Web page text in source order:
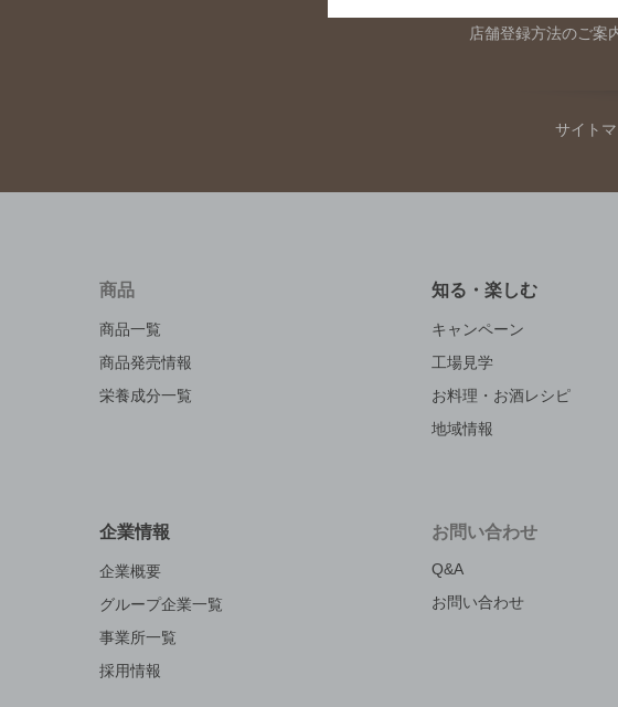
店舗登録方法のご案
サイト
商品
商品一覧
商品発売情報
栄養成分一覧
知る・楽しむ
キャンペーン
工場見学
お料理・お酒レシピ
地域情報
企業情報
企業概要
グループ企業一覧
事業所一覧
採用情報
お問い合わせ
Q&A
お問い合わせ